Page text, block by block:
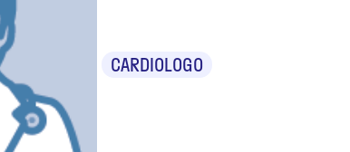
CARDIOLOGO